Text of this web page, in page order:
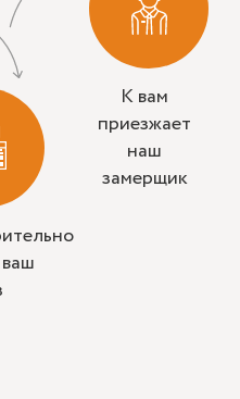
К вам
приезжает
наш
замерщик